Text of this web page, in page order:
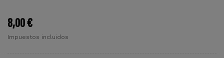
8,00 €
Impuestos incluidos